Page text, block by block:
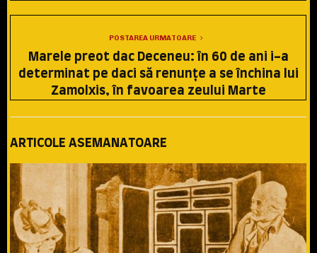
POSTAREA URMATOARE
Marele preot dac Deceneu: în 60 de ani i-a
determinat pe daci să renunţe a se închina lui
Zamolxis, în favoarea zeului Marte
ARTICOLE ASEMANATOARE